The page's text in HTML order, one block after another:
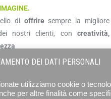
di offriresempre la migliore
nostri clienti, con creatività,
DEI DATI PERSONALI
utilizziamo cookie o
per altre finalità come